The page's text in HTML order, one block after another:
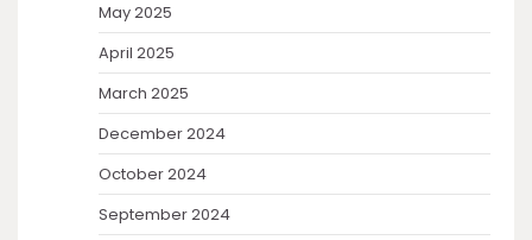
May 2025
April 2025
March 2025
December 2024
October 2024
September 2024